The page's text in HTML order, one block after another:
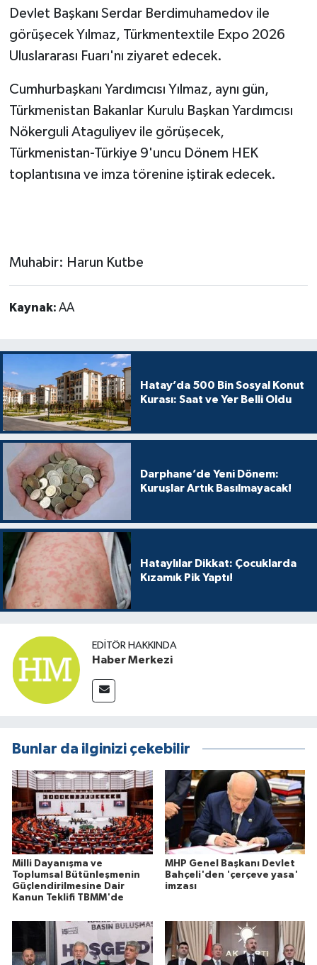
Devlet Başkanı Serdar Berdimuhamedov ile
görüşecek Yılmaz, Türkmentextile Expo 2026
Uluslararası Fuarı'nı ziyaret edecek.
Cumhurbaşkanı Yardımcısı Yılmaz, aynı gün,
Türkmenistan Bakanlar Kurulu Başkan Yardımcısı
Nökerguli Ataguliyev ile görüşecek,
Türkmenistan-Türkiye 9'uncu Dönem HEK
toplantısına ve imza törenine iştirak edecek.
Muhabir: Harun Kutbe
Kaynak: AA
Hatay’da 500 Bin Sosyal Konut
Kurası: Saat ve Yer Belli Oldu
Darphane’de Yeni Dönem:
Kuruşlar Artık Basılmayacak!
Hataylılar Dikkat: Çocuklarda
Kızamık Pik Yaptı!
EDITÖR HAKKINDA
Haber Merkezi
Bunlar da ilginizi çekebilir
Milli Dayanışma ve
Toplumsal Bütünleşmenin
Güçlendirilmesine Dair
Kanun Teklifi TBMM'de
MHP Genel Başkanı Devlet
Bahçeli'den 'çerçeve yasa'
imzası